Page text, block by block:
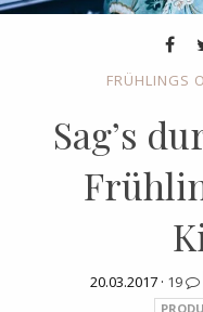
FRÜHLINGS
Sag’s
20.03.2017 · 19